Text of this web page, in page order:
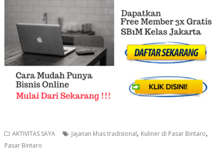
AKTIVITAS SAYA Jajanan khas tradisional, Kuliner di Pasar Bintaro,
Pasar Bintaro